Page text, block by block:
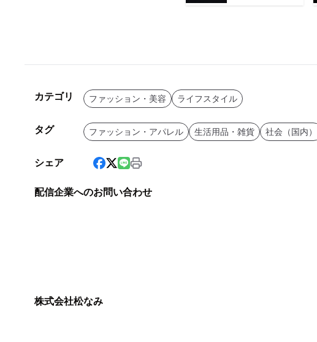
カテゴリ ファッション・美容 ライフスタイル
タグ ファッション・アパレル 生活用品・雑貨 社会（国内）
シェア
配信企業へのお問い合わせ
株式会社松なみ